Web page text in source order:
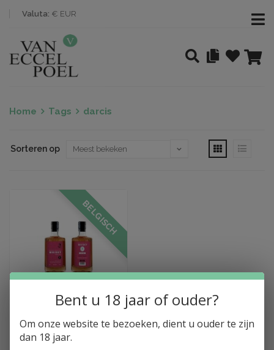
Valuta: € EUR
Home Tags darcis
Sorteren op
BELGISCH
Toevoegen aan winkelwagen
Belgian Owl, Thematic
Serie, 5y, Chocolat,
Bent u 18 jaar of ouder?
Om onze website te bezoeken, dient u ouder te zijn
dan 18 jaar.